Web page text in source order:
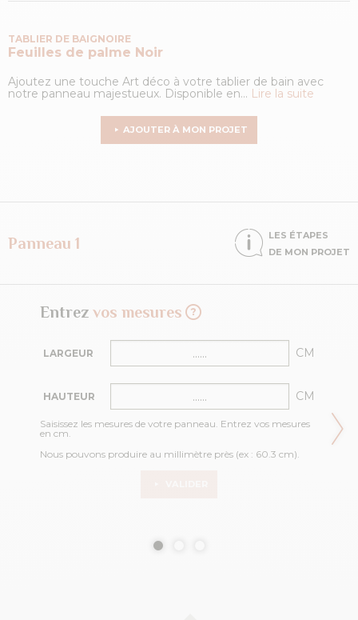
TABLIER DE BAIGNOIRE
Feuilles de palme Noir
Ajoutez une touche Art déco à votre tablier de bain avec
notre panneau majestueux. Disponible en... Lire la suite
AJOUTER À MON PROJET
Panneau 1
LES ÉTAPES
DE MON PROJET
Entrez vos mesures
LARGEUR CM
HAUTEUR CM
Saisissez les mesures de votre panneau. Entrez vos mesures
en cm.
Nous pouvons produire au millimètre près (ex : 60.3 cm).